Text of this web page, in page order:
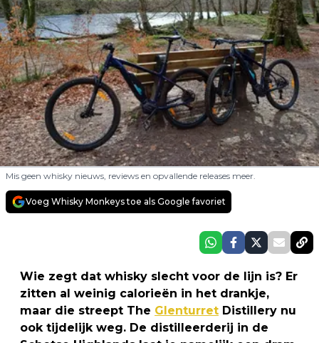
Mis geen whisky nieuws, reviews en opvallende releases meer.
Voeg Whisky Monkeys toe als Google favoriet
Wie zegt dat whisky slecht voor de lijn is? Er
zitten al weinig calorieën in het drankje,
maar die streept The Glenturret Distillery nu
ook tijdelijk weg. De distilleerderij in de